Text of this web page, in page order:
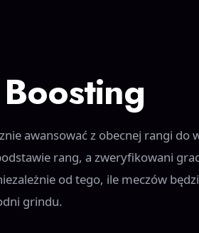
awansować z obecnej rangi do
rang, a zweryfikowani
od tego, ile meczów
grindu.